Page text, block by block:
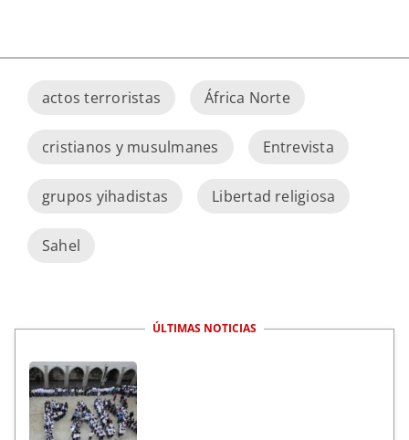
actos terroristas África Norte
cristianos y musulmanes Entrevista
grupos yihadistas Libertad religiosa
Sahel
ÚLTIMAS NOTICIAS